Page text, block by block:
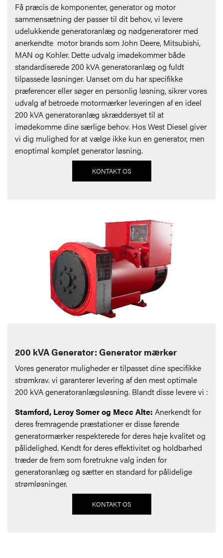
Få præcis de komponenter, generator og motor
sammensætning der passer til dit behov, vi levere
udelukkende generatoranlæg og nødgeneratorer med
anerkendte motor brands somJohn Deere, Mitsubishi,
MAN og Kohler. Dette udvalg imødekommer både
standardiserede 200 kVA generatoranlæg og fuldt
tilpassede løsninger. Uanset om du har specifikke
præferencer eller søger en personlig løsning, sikrer vores
udvalg af betroede motormærker leveringen af en ideel
200 kVA generatoranlæg skræddersyet til at
imødekomme dine særlige behov. Hos West Diesel giver
vi dig mulighed for at vælge ikke kun en generator, men
enoptimal komplet generator løsning.
KONTAKT OS
200 kVA Generator: Generator mærker
Vores generator muligheder er tilpasset dine specifikke
strømkrav. vi garanterer levering af den mest optimale
200 kVA generatoranlægsløsning. Blandt disse levere vi :
Stamford, Leroy Somer og Mecc Alte: Anerkendt for
deres fremragende præstationer er disse førende
generatormærker respekterede for deres høje kvalitet og
pålidelighed. Kendt for deres effektivitet og holdbarhed
træder de frem som foretrukne valg inden for
generatoranlæg og sætter en standard for pålidelige
strømløsninger.
KONTAKT OS